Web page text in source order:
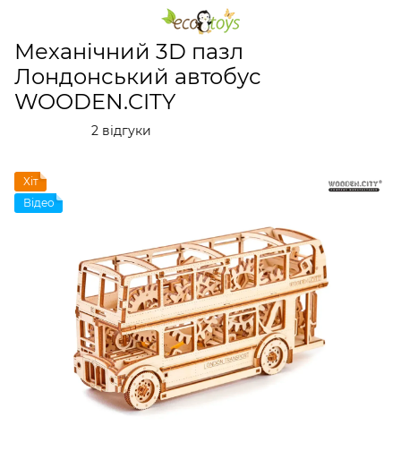
Дерев'яні конструктори Механічні 3D пазли
Механічний 3D пазл
Лондонський автобус
WOODEN.CITY
2 відгуки
Хіт
Відео